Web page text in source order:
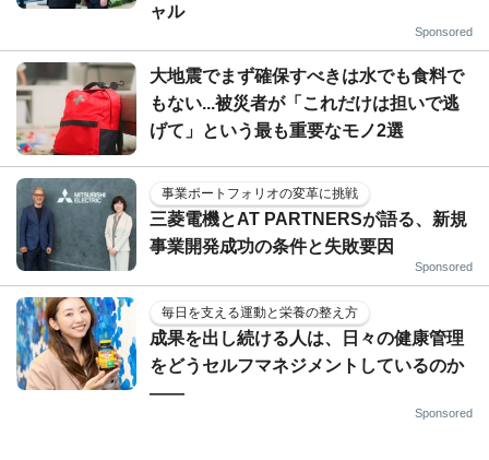
ャル
Sponsored
大地震でまず確保すべきは水でも食料で
もない...被災者が「これだけは担いで逃
げて」という最も重要なモノ2選
事業ポートフォリオの変革に挑戦
三菱電機とAT PARTNERSが語る、新規
事業開発成功の条件と失敗要因
Sponsored
毎日を支える運動と栄養の整え方
成果を出し続ける人は、日々の健康管理
をどうセルフマネジメントしているのか
——
Sponsored